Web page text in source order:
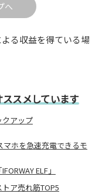
へ
る収益を得ている場
スメしています
アップ
ホを急速充電できるモ
ELF」
ア売れ筋TOP5